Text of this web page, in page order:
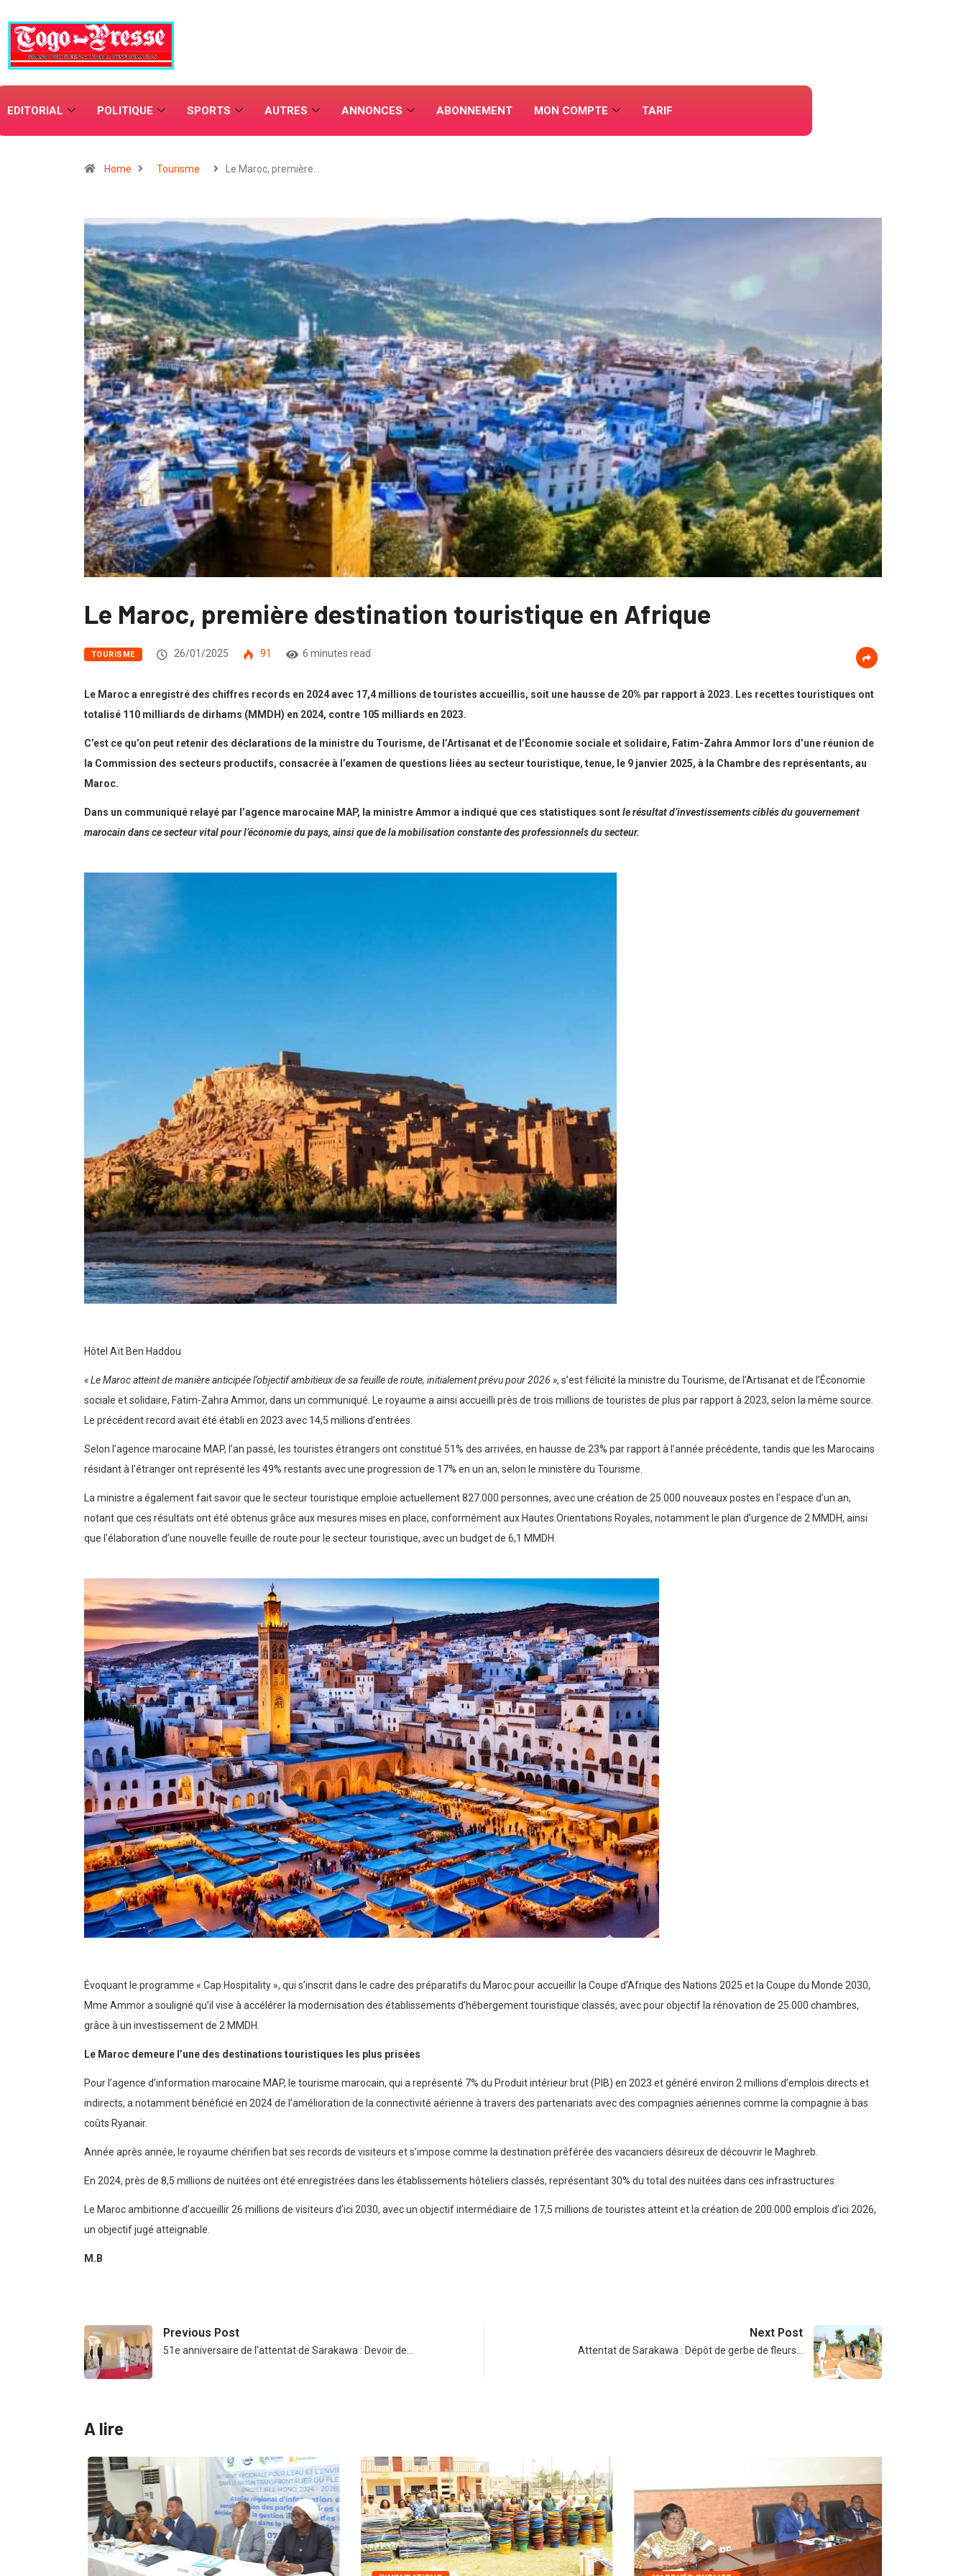
EDITORIAL POLITIQUE SPORTS AUTRES ANNONCES ABONNEMENT MON COMPTE TARIF
Home Tourisme Le Maroc, première…
Le Maroc, première destination touristique en Afrique
TOURISME 26/01/2025 91 6 minutes read
Le Maroc a enregistré des chiffres records en 2024 avec 17,4 millions de touristes accueillis, soit une hausse de 20% par rapport à 2023. Les recettes touristiques ont
totalisé 110 milliards de dirhams (MMDH) en 2024, contre 105 milliards en 2023.
C’est ce qu’on peut retenir des déclarations de la ministre du Tourisme, de l’Artisanat et de l’Économie sociale et solidaire, Fatim-Zahra Ammor lors d’une réunion de
la Commission des secteurs productifs, consacrée à l’examen de questions liées au secteur touristique, tenue, le 9 janvier 2025, à la Chambre des représentants, au
Maroc.
Dans un communiqué relayé par l’agence marocaine MAP, la ministre Ammor a indiqué que ces statistiques sontle résultat d’investissements ciblés du gouvernement
marocain dans ce secteur vital pour l’économie du pays, ainsi que de la mobilisation constante des professionnels du secteur.
Hôtel Aït Ben Haddou
« Le Maroc atteint de manière anticipée l’objectif ambitieux de sa feuille de route, initialement prévu pour 2026 », s’est félicité la ministre du Tourisme, de l’Artisanat et de l’Économie
sociale et solidaire, Fatim-Zahra Ammor, dans un communiqué. Le royaume a ainsi accueilli près de trois millions de touristes de plus par rapport à 2023, selon la même source.
Le précédent record avait été établi en 2023 avec 14,5 millions d’entrées.
Selon l’agence marocaine MAP, l’an passé, les touristes étrangers ont constitué 51% des arrivées, en hausse de 23% par rapport à l’année précédente, tandis que les Marocains
résidant à l’étranger ont représenté les 49% restants avec une progression de 17% en un an, selon le ministère du Tourisme.
La ministre a également fait savoir que le secteur touristique emploie actuellement 827.000 personnes, avec une création de 25.000 nouveaux postes en l’espace d’un an,
notant que ces résultats ont été obtenus grâce aux mesures mises en place, conformément aux Hautes Orientations Royales, notamment le plan d’urgence de 2 MMDH, ainsi
que l’élaboration d’une nouvelle feuille de route pour le secteur touristique, avec un budget de 6,1 MMDH.
Évoquant le programme « Cap Hospitality », qui s’inscrit dans le cadre des préparatifs du Maroc pour accueillir la Coupe d’Afrique des Nations 2025 et la Coupe du Monde 2030,
Mme Ammor a souligné qu’il vise à accélérer la modernisation des établissements d’hébergement touristique classés, avec pour objectif la rénovation de 25.000 chambres,
grâce à un investissement de 2 MMDH.
Le Maroc demeure l’une des destinations touristiques les plus prisées
Pour l’agence d’information marocaine MAP, le tourisme marocain, qui a représenté 7% du Produit intérieur brut (PIB) en 2023 et généré environ 2 millions d’emplois directs et
indirects, a notamment bénéficié en 2024 de l’amélioration de la connectivité aérienne à travers des partenariats avec des compagnies aériennes comme la compagnie à bas
coûts Ryanair.
Année après année, le royaume chérifien bat ses records de visiteurs et s’impose comme la destination préférée des vacanciers désireux de découvrir le Maghreb.
En 2024, près de 8,5 millions de nuitées ont été enregistrées dans les établissements hôteliers classés, représentant 30% du total des nuitées dans ces infrastructures.
Le Maroc ambitionne d’accueillir 26 millions de visiteurs d’ici 2030, avec un objectif intermédiaire de 17,5 millions de touristes atteint et la création de 200.000 emplois d’ici 2026,
un objectif jugé atteignable.
M.B
Previous Post
51e anniversaire de l’attentat de Sarakawa : Devoir de…
Next Post
Attentat de Sarakawa : Dépôt de gerbe de fleurs…
A lire